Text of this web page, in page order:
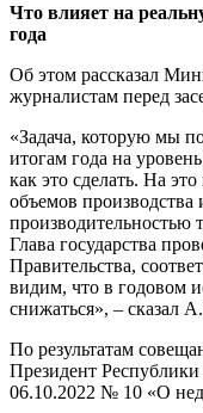
Что влияет на
года
Об этом рассказал
журналистам перед
«Задача, которую мы
итогам года на
как это сделать. На
объемов производства
производительностью
Глава государства
Правительства,
видим, что в годовом
снижаться», – сказал
По результатам
Президент
06.10.2022 № 10 «О